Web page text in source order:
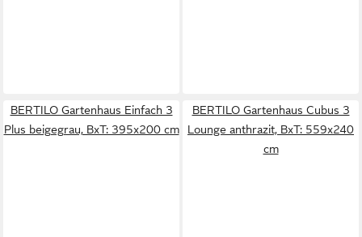
BERTILO Gartenhaus Einfach 3
Plus beigegrau, BxT: 395x200 cm
BERTILO Gartenhaus Cubus 3
Lounge anthrazit, BxT: 559x240
cm